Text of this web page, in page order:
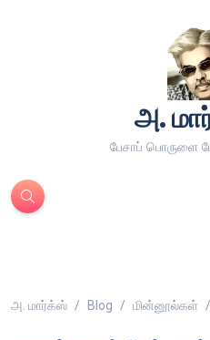
அ.
பேசாப் பொருளை
அ. மார்க்ஸ் Blog மின்னூல்கள்